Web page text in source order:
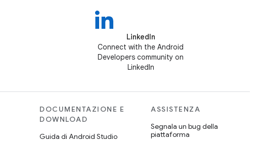
LinkedIn
Connect with the Android
Developers community on
LinkedIn
DOCUMENTAZIONE E
DOWNLOAD
Guida di Android Studio
ASSISTENZA
Segnala un bug della
piattaforma